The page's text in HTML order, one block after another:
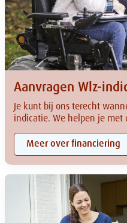
Aanvragen Wlz-
Je kunt bij ons terecht
indicatie. We helpen je met
Meer over financiering